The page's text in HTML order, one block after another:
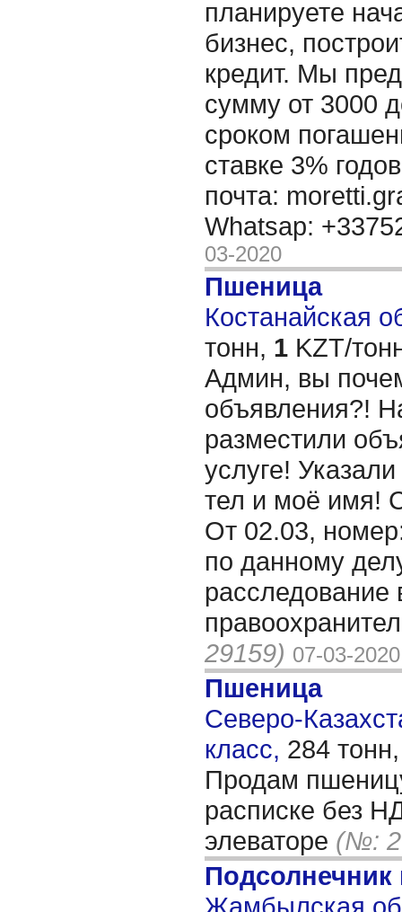
планируете
бизнес,
кредит. Мы
сумму от 3000
сроком
ставке 3%
почта:
Whatsap:
03-2020
Пшеница
Костанайская
тонн, 1 KZT/
Админ, вы
объявления?!
разместили
услуге!
тел и моё имя!
От 02.03,
по данному
расследование
29159) 07-03-2020
Пшеница
Северо-
класс, 284
Продам
расписке без
элеваторе (№: